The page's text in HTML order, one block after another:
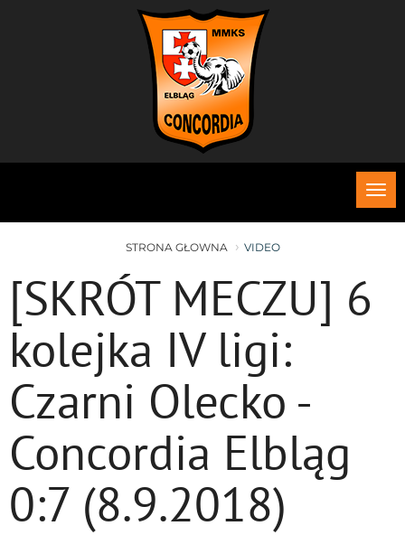
STRONA GŁOWNA VIDEO
[SKRÓT MECZU] 6
kolejka IV ligi:
Czarni Olecko -
Concordia Elbląg
0:7 (8.9.2018)